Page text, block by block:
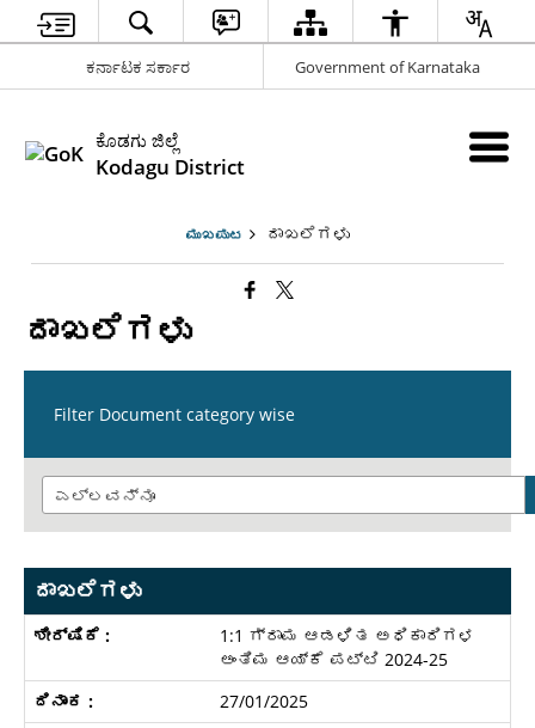
ಕರ್ನಾಟಕ ಸರ್ಕಾರ Government of Karnataka
ಕೊಡಗು ಜಿಲ್ಲೆ
Kodagu District
ಮುಖಪುಟ ದಾಖಲೆಗಳು
ದಾಖಲೆಗಳು
Filter Document category wise
ದಾಖಲೆಗಳು
1:1 ಗ್ರಾಮ ಆಡಳಿತ ಅಧಿಕಾರಿಗಳ
ಅಂತಿಮ ಆಯ್ಕೆ ಪಟ್ಟಿ 2024-25
27/01/2025